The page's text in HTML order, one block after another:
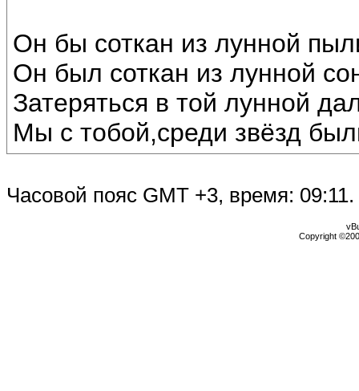
Он бы соткан из лунной
Он был соткан из лунной
Затеряться в той лунной
Мы с тобой,среди звёзд
Часовой пояс GMT +3, время: 09:11.
Copyright